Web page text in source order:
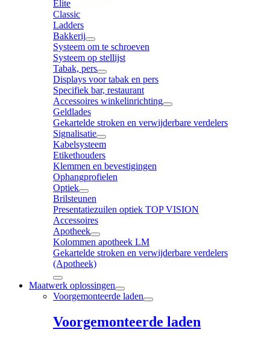
Elite
Classic
Ladders
Bakkerij
Systeem om te schroeven
Systeem op stellijst
Tabak, pers
Displays voor tabak en pers
Specifiek bar, restaurant
Accessoires winkelinrichting
Geldlades
Gekartelde stroken en verwijderbare verdelers
Signalisatie
Kabelsysteem
Etikethouders
Klemmen en bevestigingen
Ophangprofielen
Optiek
Brilsteunen
Presentatiezuilen optiek TOP VISION
Accessoires
Apotheek
Kolommen apotheek LM
Gekartelde stroken en verwijderbare verdelers
(Apotheek)
Maatwerk oplossingen
Voorgemonteerde laden
Voorgemonteerde laden